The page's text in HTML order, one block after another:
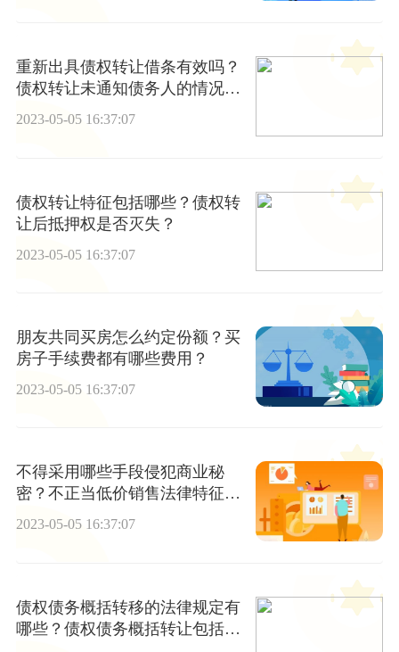
重新出具债权转让借条有效吗？
债权转让未通知债务人的情况怎
么处理？
2023-05-05 16:37:07
债权转让特征包括哪些？债权转
让后抵押权是否灭失？
2023-05-05 16:37:07
朋友共同买房怎么约定份额？买
房子手续费都有哪些费用？
2023-05-05 16:37:07
不得采用哪些手段侵犯商业秘
密？不正当低价销售法律特征有
哪些？
2023-05-05 16:37:07
债权债务概括转移的法律规定有
哪些？债权债务概括转让包括哪